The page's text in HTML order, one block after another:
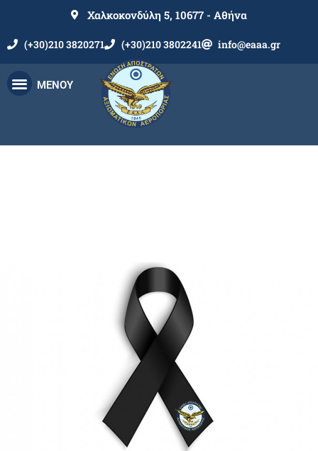
Χαλκοκονδύλη 5, 10677 - Αθήνα
(+30)210 3820271 (+30)210 3802241 info@eaaa.gr
ΜΕΝΟΥ